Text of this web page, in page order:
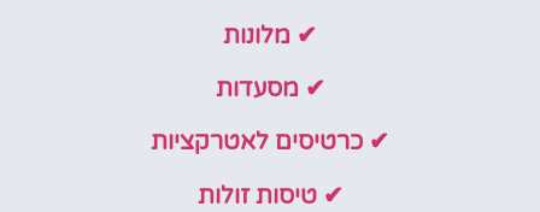
✔ מלונות
✔ מסעדות
✔ כרטיסים לאטרקציות
✔ טיסות זולות